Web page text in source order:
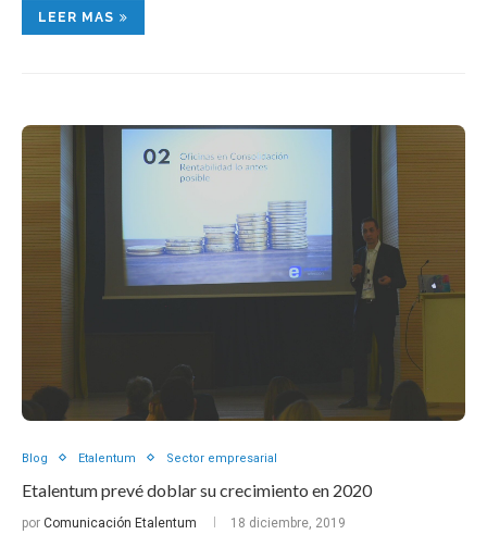
LEER MAS
Blog Etalentum Sector empresarial
Etalentum prevé doblar su crecimiento en 2020
por Comunicación Etalentum 18 diciembre, 2019